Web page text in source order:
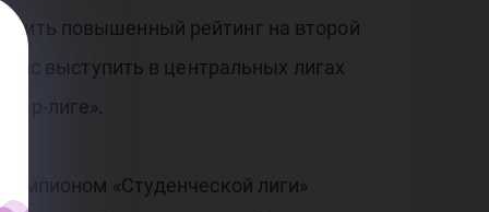
повышенный рейтинг на второй
выступить в центральных лигах
лиге».
«Студенческой лиги»